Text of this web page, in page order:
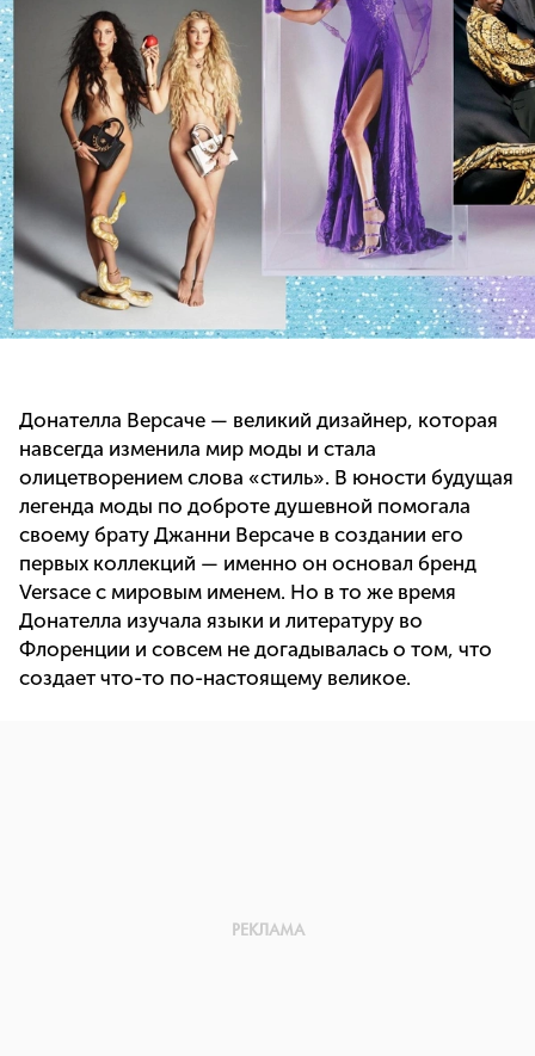
Донателла Версаче — великий дизайнер, которая
навсегда изменила мир моды и стала
олицетворением слова «стиль». В юности будущая
легенда моды по доброте душевной помогала
своему брату Джанни Версаче в создании его
первых коллекций — именно он основал бренд
Versace с мировым именем. Но в то же время
Донателла изучала языки и литературу во
Флоренции и совсем не догадывалась о том, что
создает что-то по-настоящему великое.